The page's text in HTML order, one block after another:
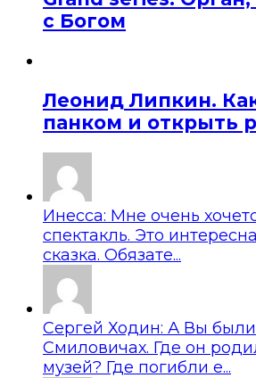
с Богом
Леонид Липкин.
панком и открыть
Инесса: Мне очень
спектакль. Это
сказка. Обязате...
Сергей Ходин: А Вы
Смиловичах. Где он
музей? Где погибли е...